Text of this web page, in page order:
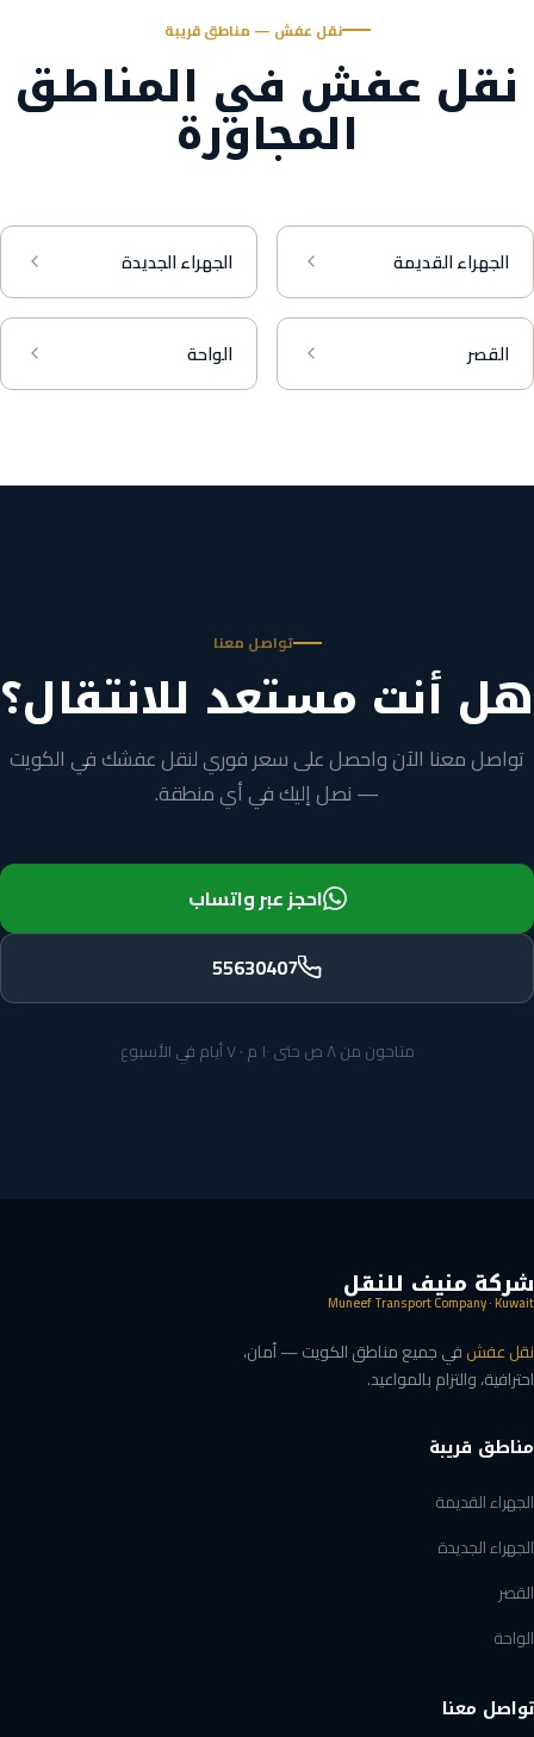
نقل عفش — مناطق قريبة
نقل عفش في المناطق
المجاورة
الجهراء القديمة الجهراء الجديدة
القصر الواحة
تواصل معنا
هل أنت مستعد للانتقال؟
تواصل معنا الآن واحصل على سعر فوري لنقل عفشك في الكويت
— نصل إليك في أي منطقة.
احجز عبر واتساب
55630407
متاحون من ٨ ص حتى ١٠ م · ٧ أيام في الأسبوع
شركة منيف للنقل
Muneef Transport Company · Kuwait
نقل عفشفي جميع مناطق الكويت — أمان،
احترافية، والتزام بالمواعيد.
مناطق قريبة
الجهراء القديمة
الجهراء الجديدة
القصر
الواحة
تواصل معنا